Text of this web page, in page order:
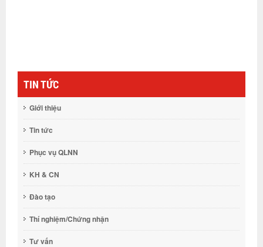
TIN TỨC
Giới thiệu
Tin tức
Phục vụ QLNN
KH & CN
Đào tạo
Thí nghiệm/Chứng nhận
Tư vấn